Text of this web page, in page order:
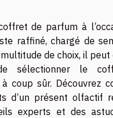
de parfum à
raffiné, chargé de
de choix, il
sélectionner le
coup sûr. Découvrez
d’un présent olfactif
experts et des